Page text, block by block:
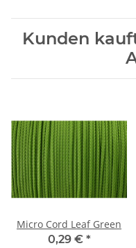
Kunden
Micro Cord Leaf Green
0,29 € *